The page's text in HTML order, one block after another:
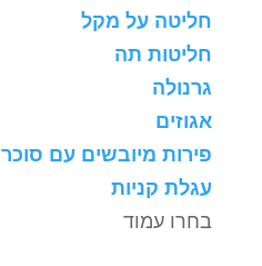
חליטה על מקל
חליטות תה
גרנולה
אגוזים
פירות מיובשים עם סוכר
עגלת קניות
בחרו עמוד